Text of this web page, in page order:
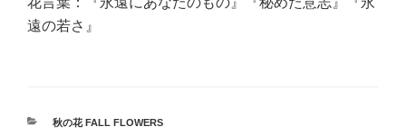
遠の若さ』
カ
秋の花 FALL FLOWERS